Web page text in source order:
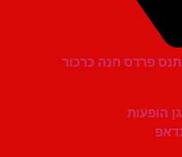
חנה כרכור